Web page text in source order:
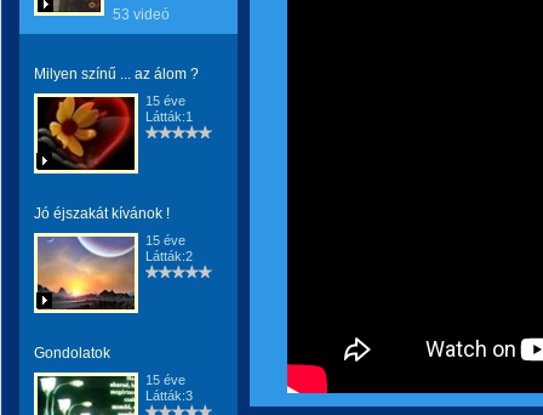
53 videó
Milyen színű ... az álom ?
15 éve
Látták:1
Jó éjszakát kívánok !
15 éve
Látták:2
Gondolatok
15 éve
Látták:3